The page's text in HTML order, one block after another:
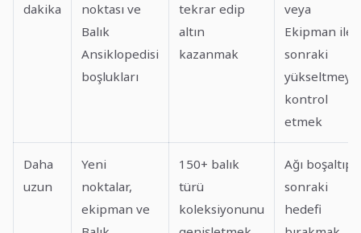
dakika
noktası ve
Balık
Ansiklopedisi
boşlukları
tekrar edip
altın
kazanmak
veya
Ekipman ile
sonraki
yükseltmeyi
kontrol
etmek
Daha
uzun
Yeni
noktalar,
ekipman ve
150+ balık
türü
koleksiyonunu
Ağı boşaltıp
sonraki
hedefi